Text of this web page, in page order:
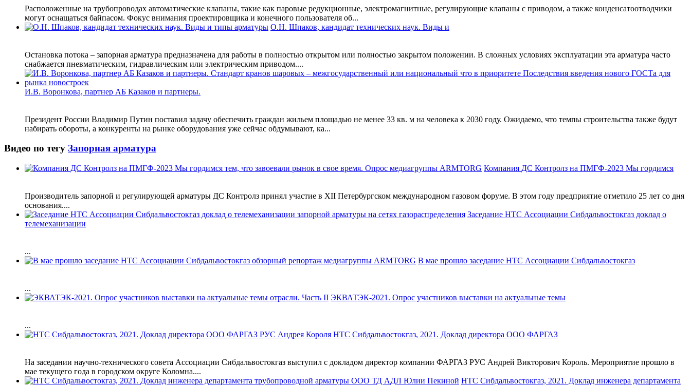
Расположенные на трубопроводах автоматические клапаны, такие как паровые редукционные, электромагнитные, регулирующие клапаны с приводом, а также конденсатоотводчики
могут оснащаться байпасом. Фокус внимания проектировщика и конечного пользователя об...
О.Н. Шпаков, кандидат технических наук. Виды и
Остановка потока – запорная арматура предназначена для работы в полностью открытом или полностью закрытом положении. В сложных условиях эксплуатации эта арматура часто
снабжается пневматическим, гидравлическим или электрическим приводом....
И.В. Воронкова, партнер АБ Казаков и партнеры.
Президент России Владимир Путин поставил задачу обеспечить граждан жильем площадью не менее 33 кв. м на человека к 2030 году. Ожидаемо, что темпы строительства также будут
набирать обороты, а конкуренты на рынке оборудования уже сейчас обдумывают, ка...
Видео по тегу Запорная арматура
Компания ДС Контролз на ПМГФ-2023 Мы гордимся
Производитель запорной и регулирующей арматуры ДС Контролз принял участие в XII Петербургском международном газовом форуме. В этом году предприятие отметило 25 лет со дня
основания....
Заседание НТС Ассоциации Сибдальвостокгаз доклад о
телемеханизации
...
В мае прошло заседание НТС Ассоциации Сибдальвостокгаз
...
ЭКВАТЭК-2021. Опрос участников выставки на актуальные темы
...
НТС Сибдальвостокгаз, 2021. Доклад директора ООО ФАРГАЗ
На заседании научно-технического совета Ассоциации Сибдальвостокгаз выступил с докладом директор компании ФАРГАЗ РУС Андрей Викторович Король. Мероприятие прошло в
мае текущего года в городском округе Коломна....
НТС Сибдальвостокгаз, 2021. Доклад инженера департамента